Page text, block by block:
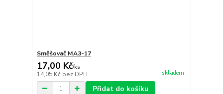
Směšovač MA3-17
17,00 Kč/ks
14,05 Kč bez DPH skladem
Přidat do košíku